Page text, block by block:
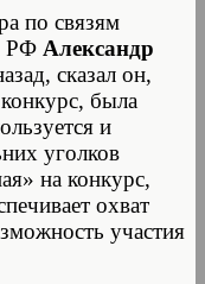
по связям
РФ Александр
сказал он,
была
и
уголков
на конкурс,
охват
участия